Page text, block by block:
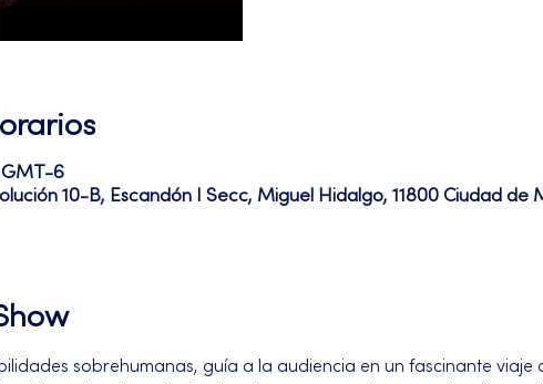
GMT-6
10-B, Escandón I Secc, Miguel Hidalgo, 11800 Ciudad de
sobrehumanas, guía a la audiencia en un fascinante viaje